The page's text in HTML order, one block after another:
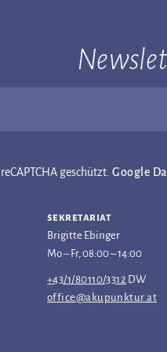
geschützt.Google
sekretariat
Brigitte Ebinger
Mo – Fr, 08:00 – 14:00
+43/1/80110/3312 DW
office@akupunktur.at